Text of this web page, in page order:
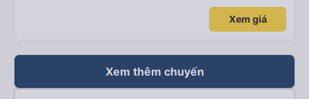
Xem giá
Xem thêm chuyến